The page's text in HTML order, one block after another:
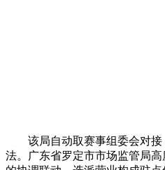
该局自动取赛事组委会对接
法。广东省罗定市市场监管局